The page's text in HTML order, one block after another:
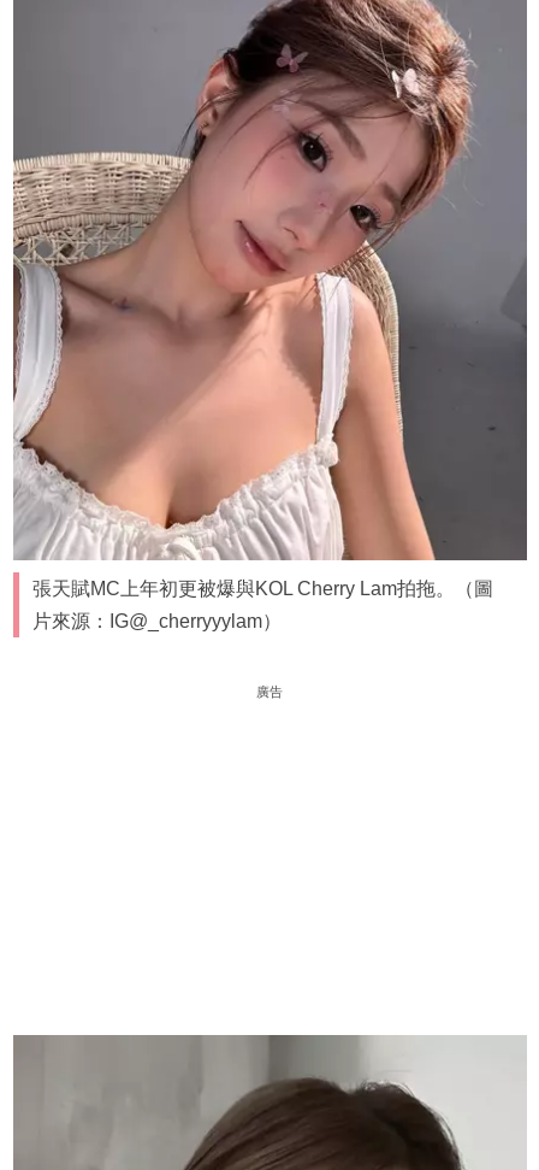
張天賦MC上年初更被爆與KOL Cherry Lam拍拖。（圖
片來源：IG@_cherryyylam）
廣告